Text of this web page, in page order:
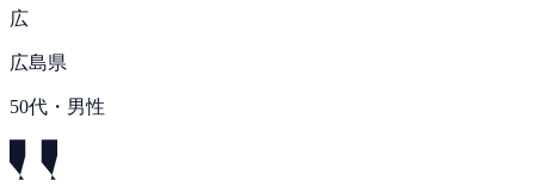
広
広島県
50代・男性